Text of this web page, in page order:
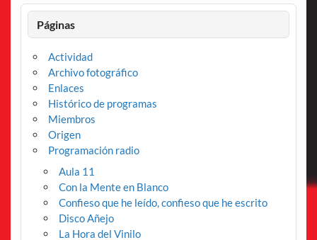
Páginas
Actividad
Archivo fotográfico
Enlaces
Histórico de programas
Miembros
Origen
Programación radio
Aula 11
Con la Mente en Blanco
Confieso que he leído, confieso que he escrito
Disco Añejo
La Hora del Vinilo